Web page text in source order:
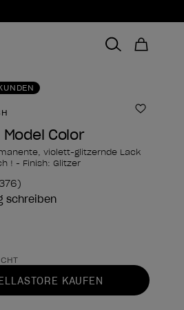
Zur
Color
violett-glitzernde Lack
! - Finish: Glitzer
schreiben
KAUFEN